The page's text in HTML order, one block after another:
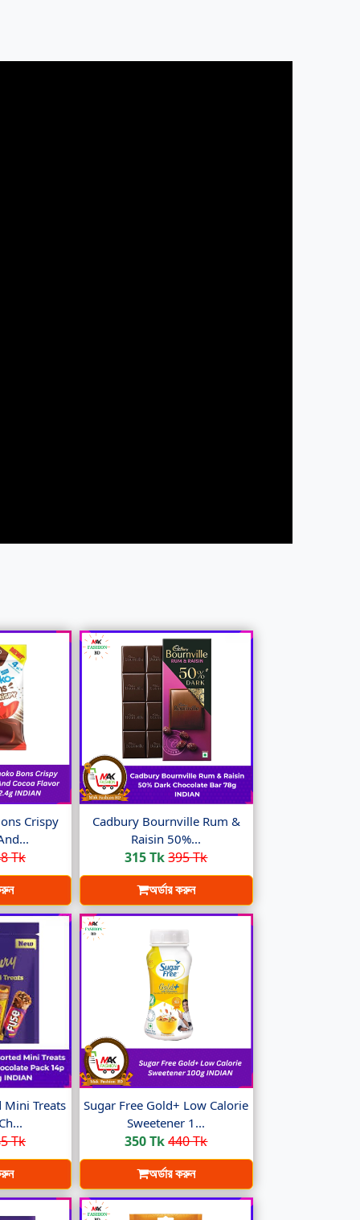
Crispy
Tk
Cadbury Bournville Rum &
Raisin 50%...
315 Tk 395 Tk
অর্ডার করুন
Mini Treats
Tk
Sugar Free Gold+ Low Calorie
Sweetener 1...
350 Tk 440 Tk
অর্ডার করুন